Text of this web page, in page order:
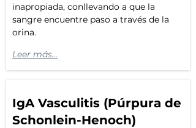
inapropiada, conllevando a que la
sangre encuentre paso a través de la
orina.
Leer más...
IgA Vasculitis (Púrpura de
Schonlein-Henoch)